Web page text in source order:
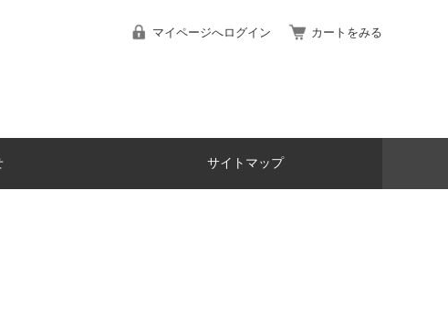
マイページへログイン カートをみる
サイトマップ